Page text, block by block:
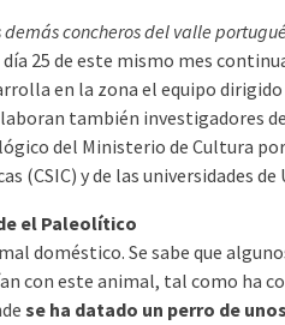
demás concheros del valle
25 de este mismo mes
en la zona el equipo
también investigadores
del Ministerio de Cultura
(CSIC) y de las universidades de
el Paleolítico
doméstico. Se sabe que
con este animal, tal como ha
se ha datado un perro de